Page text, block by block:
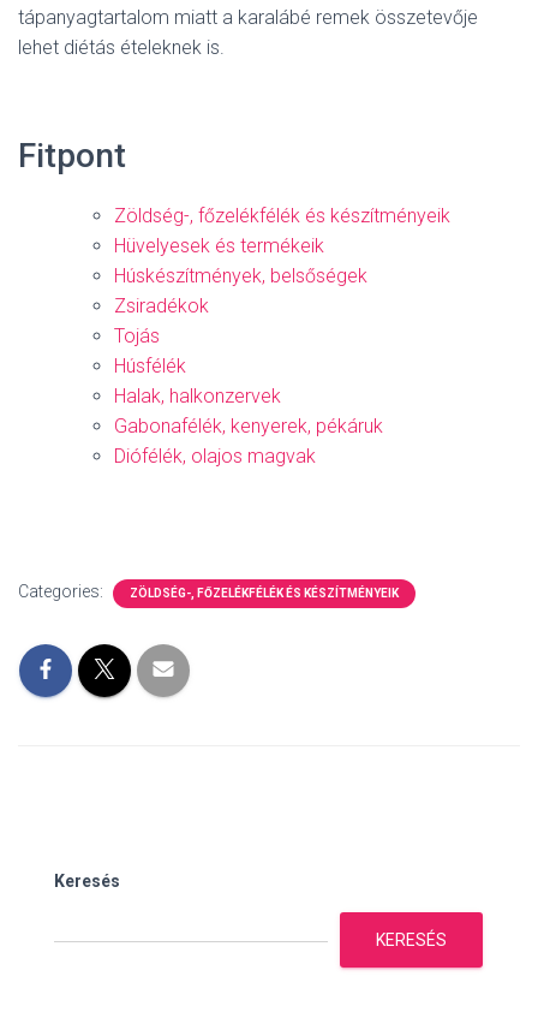
tápanyagtartalom miatt a karalábé remek összetevője
lehet diétás ételeknek is.
Fitpont
Zöldség-, főzelékfélék és készítményeik
Hüvelyesek és termékeik
Húskészítmények, belsőségek
Zsiradékok
Tojás
Húsfélék
Halak, halkonzervek
Gabonafélék, kenyerek, pékáruk
Diófélék, olajos magvak
Categories: ZÖLDSÉG-, FŐZELÉKFÉLÉK ÉS KÉSZÍTMÉNYEIK
Keresés
KERESÉS